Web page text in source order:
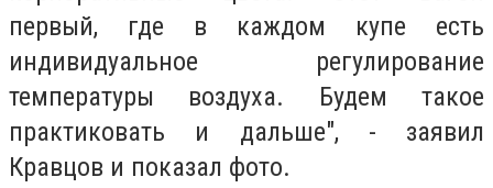
первый, где в каждом купе есть
индивидуальное регулирование
температуры воздуха. Будем такое
практиковать и дальше", - заявил
Кравцов и показал фото.